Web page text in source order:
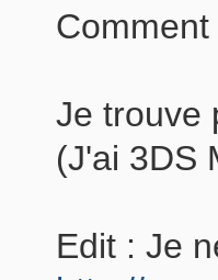
Je trouve
(J'ai 3DS
Edit : Je